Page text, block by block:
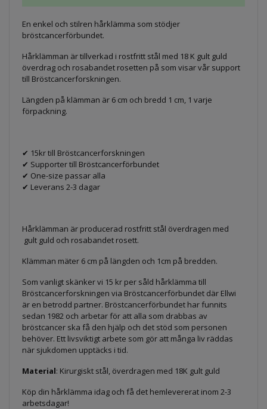
En enkel och stilren hårklämma som stödjer
bröstcancerförbundet.
Hårklämman är tillverkad i rostfritt stål med 18 K gult guld
överdrag och rosabandet rosetten på som visar vår support
till Bröstcancerforskningen.
Längden på klämman är 6 cm och bredd 1 cm, 1 varje
förpackning.
✔ 15kr till Bröstcancerforskningen
✔ Supporter till Bröstcancerförbundet
✔ One-size passar alla
✔ Leverans 2-3 dagar
Hårklämman är producerad rostfritt stål överdragen med
gult guld och rosabandet rosett.
Klämman mäter 6 cm på längden och 1cm på bredden.
Som vanligt skänker vi 15 kr per såld hårklämma till
Bröstcancerforskningen via Bröstcancerförbundet där Ellwi
är en betrodd partner. Bröstcancerförbundet har funnits
sedan 1982 och arbetar för att alla som drabbas av
bröstcancer ska få den hjälp och det stöd som personen
behöver. Ett livsviktigt arbete som gör att många liv räddas
när sjukdomen upptäcks i tid.
Material: Kirurgiskt stål, överdragen med 18K gult guld
Köp din hårklämma idag och få det hemlevererat inom 2-3
arbetsdagar!